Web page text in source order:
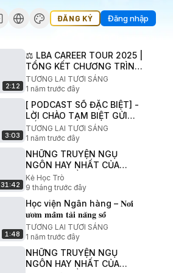
ĐĂNG KÝ Đăng nhập
2:12
⚖️ LBA CAREER TOUR 2025 |
TỔNG KẾT CHƯƠNG TRÌNH
⚖️
TƯƠNG LAI TƯƠI SÁNG
1 năm trước đây
3:03
[ PODCAST SỐ ĐẶC BIỆT] -
LỜI CHÀO TẠM BIỆT GỬI
ĐẾN K24 NGÀNH LUẬT
KINH TẾ - HỌC VIỆN NGÂN
HÀNG 💖
TƯƠNG LAI TƯƠI SÁNG
1 năm trước đây
31:42
NHỮNG TRUYỆN NGỤ
NGÔN HAY NHẤT CỦA
AESOP _ PHẦN 4 - SÁCH
NÓI - AUDIO BOOK
Kẻ Học Trò
9 tháng trước đây
1:48
Học viện Ngân hàng – 𝐍𝐨̛𝐢
𝐮̛𝐨̛𝐦 𝐦𝐚̂̀𝐦 𝐭𝐚̀𝐢 𝐧𝐚̆𝐧𝐠 𝐬𝐨̂́
TƯƠNG LAI TƯƠI SÁNG
1 năm trước đây
NHỮNG TRUYỆN NGỤ
NGÔN HAY NHẤT CỦA